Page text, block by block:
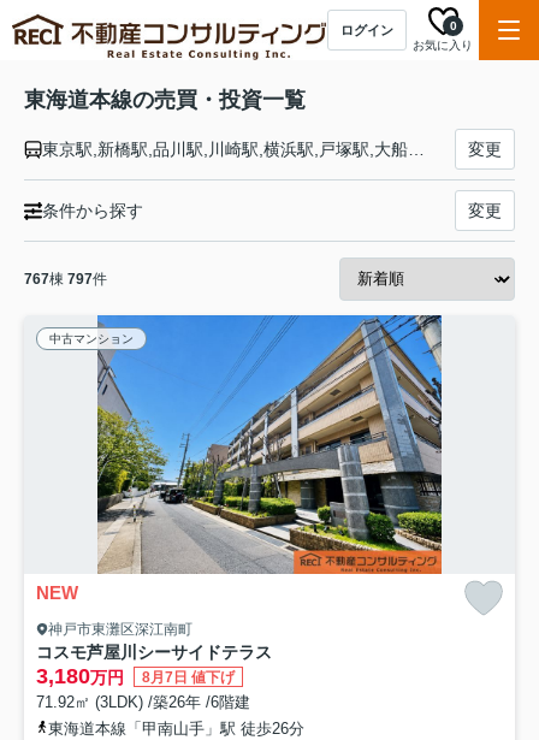
ログイン
お気に入り
0
東海道本線の売買・投資一覧
変更
条件から探す 変更
767棟 797件
中古マンション
NEW
神戸市東灘区深江南町
コスモ芦屋川シーサイドテラス
3,180万円 8月7日 値下げ
71.92㎡ (3LDK) /築26年 /6階建
東海道本線「甲南山手」駅 徒歩26分